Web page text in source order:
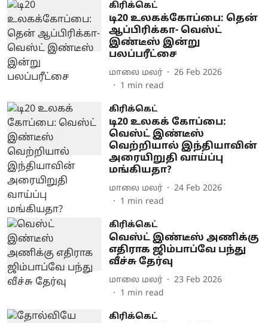
கிரிக்கெட்
டி20 உலகக்கோப்பை: தென்
ஆப்பிரிக்கா- வெஸ்ட்
இண்டீஸ் இன்று
பலப்பரீட்சை
மாலை மலர்
26 Feb 2026
1 min read
கிரிக்கெட்
டி20 உலகக் கோப்பை:
வெஸ்ட் இண்டீஸ்
வெற்றியால் இந்தியாவின்
அரையிறுதி வாய்ப்பு
மங்கியதா?
மாலை மலர்
24 Feb 2026
1 min read
கிரிக்கெட்
வெஸ்ட் இண்டீஸ் அணிக்கு
எதிராக ஜிம்பாப்வே பந்து
வீச்சு தேர்வு
மாலை மலர்
23 Feb 2026
1 min read
கிரிக்கெட்